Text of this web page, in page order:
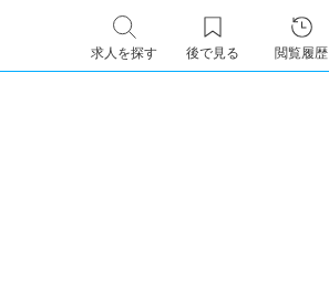
求人を探す 後で見る 閲覧履歴